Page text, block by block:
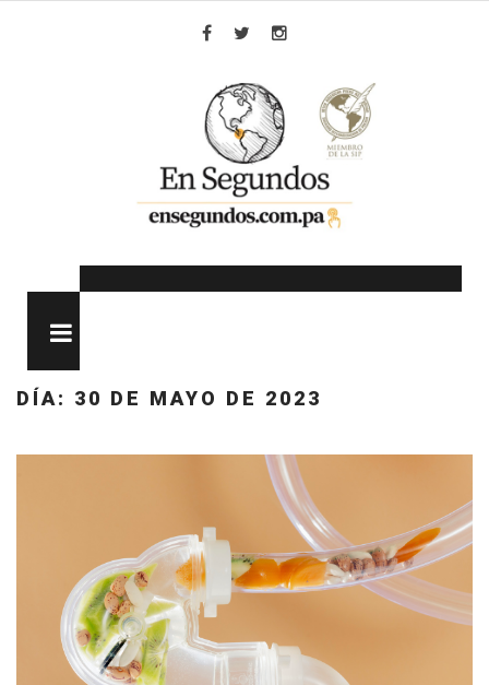
DÍA: 30 DE MAYO DE 2023